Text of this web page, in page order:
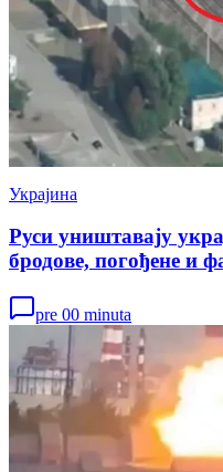
Украјина
Руси уништавају
бродове, погођене и
pre 00 minuta